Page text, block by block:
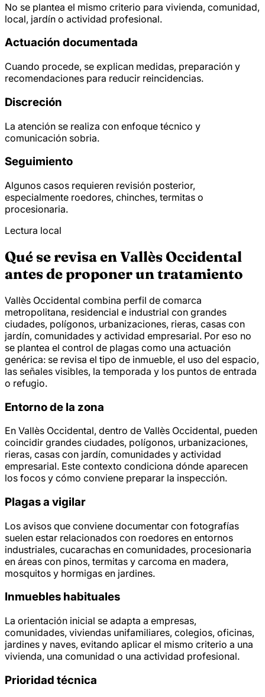
No se plantea el mismo criterio para vivienda, comunidad,
local, jardín o actividad profesional.
Actuación documentada
Cuando procede, se explican medidas, preparación y
recomendaciones para reducir reincidencias.
Discreción
La atención se realiza con enfoque técnico y
comunicación sobria.
Seguimiento
Algunos casos requieren revisión posterior,
especialmente roedores, chinches, termitas o
procesionaria.
Lectura local
Qué se revisa en Vallès Occidental
antes de proponer un tratamiento
Vallès Occidental combina perfil de comarca
metropolitana, residencial e industrial con grandes
ciudades, polígonos, urbanizaciones, rieras, casas con
jardín, comunidades y actividad empresarial. Por eso no
se plantea el control de plagas como una actuación
genérica: se revisa el tipo de inmueble, el uso del espacio,
las señales visibles, la temporada y los puntos de entrada
o refugio.
Entorno de la zona
En Vallès Occidental, dentro de Vallès Occidental, pueden
coincidir grandes ciudades, polígonos, urbanizaciones,
rieras, casas con jardín, comunidades y actividad
empresarial. Este contexto condiciona dónde aparecen
los focos y cómo conviene preparar la inspección.
Plagas a vigilar
Los avisos que conviene documentar con fotografías
suelen estar relacionados con roedores en entornos
industriales, cucarachas en comunidades, procesionaria
en áreas con pinos, termitas y carcoma en madera,
mosquitos y hormigas en jardines.
Inmuebles habituales
La orientación inicial se adapta a empresas,
comunidades, viviendas unifamiliares, colegios, oficinas,
jardines y naves, evitando aplicar el mismo criterio a una
vivienda, una comunidad o una actividad profesional.
Prioridad técnica